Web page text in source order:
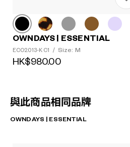
OWNDAYS | ESSENTIAL
ECO2013-K C1 / Size: M
HK$980.00
與此商品相同品牌
OWNDAYS | ESSENTIAL